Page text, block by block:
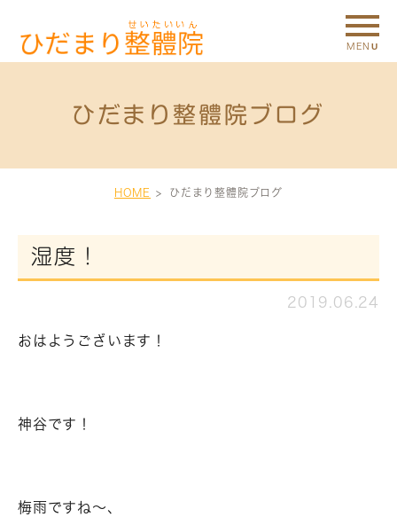
ひだまり整體院ブログ
HOME ひだまり整體院ブログ
湿度！
2019.06.24
おはようございます！
神谷です！
梅雨ですね～、